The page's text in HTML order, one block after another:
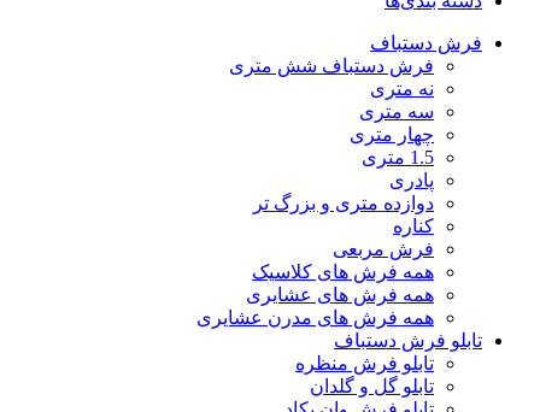
فرش دستباف
فرش دستباف شش متری
نه متری
سه متری
چهار متری
1.5 متری
پادری
دوازده متری و بزرگ تر
کناره
فرش مربعی
همه فرش های کلاسیک
همه فرش های عشایری
همه فرش های مدرن عشایری
تابلو فرش دستباف
تابلو فرش منظره
تابلو گل و گلدان